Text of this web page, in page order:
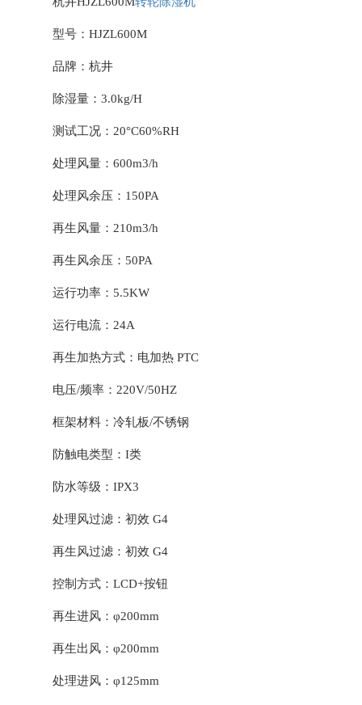
型号：HJZL600M
品牌：杭井
除湿量：3.0kg/H
测试工况：20°C60%RH
处理风量：600m3/h
处理风余压：150PA
再生风量：210m3/h
再生风余压：50PA
运行功率：5.5KW
运行电流：24A
再生加热方式：电加热 PTC
电压/频率：220V/50HZ
框架材料：冷轧板/不锈钢
防触电类型：I类
防水等级：IPX3
处理风过滤：初效 G4
再生风过滤：初效 G4
控制方式：LCD+按钮
再生进风：φ200mm
再生出风：φ200mm
处理进风：φ125mm